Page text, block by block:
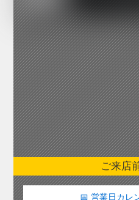
ご来店
📅 営業日カレ